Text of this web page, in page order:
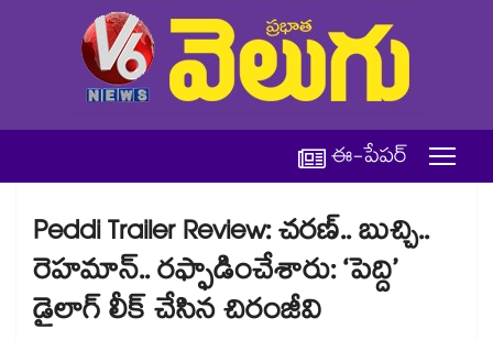
ఈ-పేపర్
Peddi Trailer Review: చరణ్.. బుచ్చి..
రెహమాన్.. రఫ్ఫాడించేశారు: ‘పెద్ది’
డైలాగ్ లీక్ చేసిన చిరంజీవి